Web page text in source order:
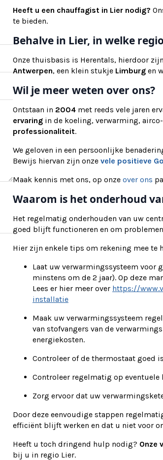
Heeft u een chauffagist in Lier nodig?
te bieden.
Behalve in Lier, in welke
Onze thuisbasis is Herentals, hierdoor
Antwerpen, een klein stukje Limburg en
Wil je meer weten over ons?
Ontstaan in 2004 met reeds vele jaren
ervaring in de koeling, verwarming,
professionaliteit.
We geloven in een persoonlijke
Bewijs hiervan zijn onze vele positieve
Maak kennis met ons, op onze over ons
Waarom is het onderhoud
Het regelmatig onderhouden van uw
goed blijft functioneren en om
Hier zijn enkele tips om rekening mee te
Laat uw verwarmingssysteem voor
minstens om de 2 jaar). Op deze
Lees er hier meer over https://
installatie
Maak uw verwarmingssysteem
van stofvangers van de
energiekosten.
Controleer of de thermostaat goed
Controleer regelmatig op
Zorg ervoor dat uw
Door deze eenvoudige stappen
efficiënt blijft werken en dat u niet voor
Heeft u toch dringend hulp nodig? Onze
bij u in regio Lier.